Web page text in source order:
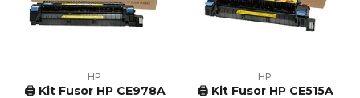
HP
🖨️ Kit Fusor HP CE978A
HP
🖨️ Kit Fusor HP CE515A